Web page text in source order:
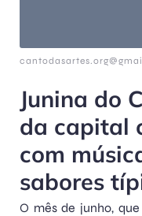
Junina do
da capital
com
sabores
O mês de junho,